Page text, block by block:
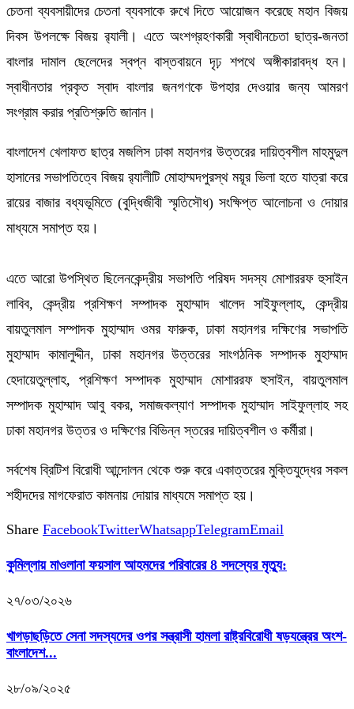
চেতনা ব্যবসায়ীদের চেতনা ব্যবসাকে রুখে দিতে আয়োজন করেছে মহান বিজয়
দিবস উপলক্ষে বিজয় র‍্যালী। এতে অংশগ্রহণকারীস্বাধীনচেতা ছাত্র-জনতা
বাংলার দামাল ছেলেদের স্বপ্ন বাস্তবায়নে দৃঢ় শপথে অঙ্গীকারাবদ্ধ হন।
স্বাধীনতার প্রকৃত স্বাদ বাংলার জনগণকে উপহার দেওয়ার জন্য আমরণ
সংগ্রাম করার প্রতিশ্রুতি জানান।
বাংলাদেশ খেলাফত ছাত্র মজলিস ঢাকা মহানগর উত্তরের দায়িত্বশীল মাহমুদুল
হাসানের সভাপতিত্বে বিজয় র‍্যালীটি মোহাম্মদপুরস্থ ময়ূর ভিলা হতে যাত্রা করে
রায়ের বাজার বধ্যভূমিতে (বুদ্ধিজীবী স্মৃতিসৌধ) সংক্ষিপ্ত আলোচনা ও দোয়ার
মাধ্যমে সমাপ্ত হয়।
এতে আরো উপস্থিত ছিলেনকেন্দ্রীয় সভাপতি পরিষদ সদস্য মোশাররফ হুসাইন
লাবিব, কেন্দ্রীয় প্রশিক্ষণ সম্পাদক মুহাম্মাদ খালেদ সাইফুল্লাহ, কেন্দ্রীয়
বায়তুলমাল সম্পাদক মুহাম্মাদ ওমর ফারুক, ঢাকা মহানগর দক্ষিণের সভাপতি
মুহাম্মাদ কামালুদ্দীন, ঢাকা মহানগর উত্তরের সাংগঠনিক সম্পাদক মুহাম্মাদ
হেদায়েতুল্লাহ, প্রশিক্ষণ সম্পাদক মুহাম্মাদ মোশাররফ হুসাইন, বায়তুলমাল
সম্পাদক মুহাম্মাদ আবু বকর, সমাজকল্যাণ সম্পাদক মুহাম্মাদ সাইফুল্লাহ সহ
ঢাকা মহানগর উত্তর ও দক্ষিণের বিভিন্ন স্তরের দায়িত্বশীল ও কর্মীরা।
সর্বশেষ ব্রিটিশ বিরোধী আন্দোলন থেকে শুরু করে একাত্তরের মুক্তিযুদ্ধের সকল
শহীদদের মাগফেরাত কামনায় দোয়ার মাধ্যমে সমাপ্ত হয়।
Share FacebookTwitterWhatsappTelegramEmail
কুমিল্লায় মাওলানা ফয়সাল আহমদের পরিবারের 8 সদস্যের মৃত্যু:
২৭/০৩/২০২৬
খাগড়াছড়িতে সেনা সদস্যদের ওপর সন্ত্রাসী হামলা রাষ্ট্রবিরোধী ষড়যন্ত্রের অংশ-
বাংলাদেশ...
২৮/০৯/২০২৫